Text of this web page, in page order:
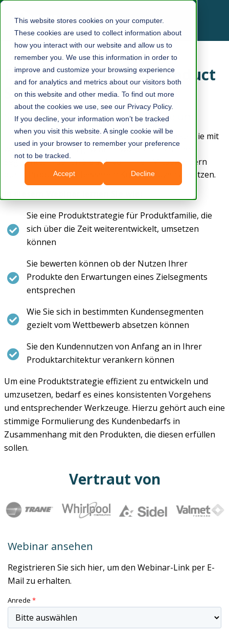
This website stores cookies on your computer.
These cookies are used to collect information about
how you interact with our website and allow us to
remember you. We use this information in order to
improve and customize your browsing experience
and for analytics and metrics about our visitors both
on this website and other media. To find out more
about the cookies we use, see our Privacy Policy.
If you decline, your information won’t be tracked
when you visit this website. A single cookie will be
used in your browser to remember your preference
not to be tracked.
Accept Decline
Deploying a Market Product
Strategy [EN]
So setzen Sie Ihre Produktstrategie um
Ihre Produktstrategie beschreibt, welche Märkte Sie mit
welchen Produkten gewinnen wollen. Sie definiert
Segmente, in denen Sie sich von Ihren Mitbewerbern
durch Produkte mit besserem Kundennutzen absetzen.
Sie eine Produktstrategie für Produktfamilie, die
sich über die Zeit weiterentwickelt, umsetzen
können
Sie bewerten können ob der Nutzen Ihrer
Produkte den Erwartungen eines Zielsegments
entsprechen
Wie Sie sich in bestimmten Kundensegmenten
gezielt vom Wettbewerb absetzen können
Sie den Kundennutzen von Anfang an in Ihrer
Produktarchitektur verankern können
Um eine Produktstrategie effizient zu entwickeln und
umzusetzen, bedarf es eines konsistenten Vorgehens
und entsprechender Werkzeuge. Hierzu gehört auch eine
stimmige Formulierung des Kundenbedarfs in
Zusammenhang mit den Produkten, die diesen erfüllen
sollen.
Vertraut von
Webinar ansehen
Registrieren Sie sich hier, um den Webinar-Link per E-
Mail zu erhalten.
Anrede *